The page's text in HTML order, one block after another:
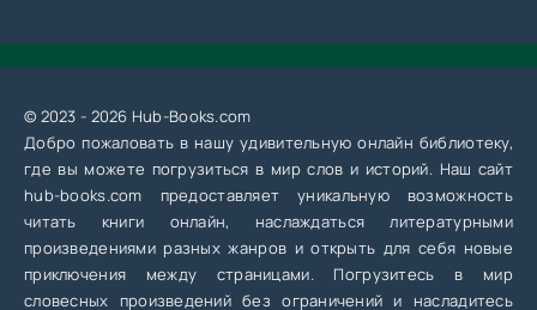
© 2023 - 2026 Hub-Books.com
Добро пожаловать в нашу удивительную онлайн библиотеку,
где вы можете погрузиться в мир слов и историй. Наш сайт
hub-books.com предоставляет уникальную возможность
читать книги онлайн, наслаждаться литературными
произведениями разных жанров и открыть для себя новые
приключения между страницами. Погрузитесь в мир
словесных произведений без ограничений и насладитесь